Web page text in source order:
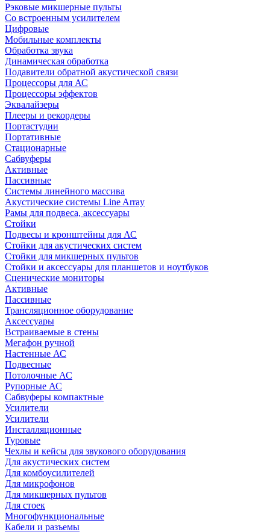
Рэковые микшерные пульты
Со встроенным усилителем
Цифровые
Мобильные комплекты
Обработка звука
Динамическая обработка
Подавители обратной акустической связи
Процессоры для АС
Процессоры эффектов
Эквалайзеры
Плееры и рекордеры
Портастудии
Портативные
Стационарные
Сабвуферы
Активные
Пассивные
Системы линейного массива
Акустические системы Line Array
Рамы для подвеса, аксессуары
Стойки
Подвесы и кронштейны для АС
Стойки для акустических систем
Стойки для микшерных пультов
Стойки и аксессуары для планшетов и ноутбуков
Сценические мониторы
Активные
Пассивные
Трансляционное оборудование
Аксессуары
Встраиваемые в стены
Мегафон ручной
Настенные АС
Подвесные
Потолочные АС
Рупорные АС
Сабвуферы компактные
Усилители
Усилители
Инсталляционные
Туровые
Чехлы и кейсы для звукового оборудования
Для акустических систем
Для комбоусилителей
Для микрофонов
Для микшерных пультов
Для стоек
Многофункциональные
Кабели и разъемы